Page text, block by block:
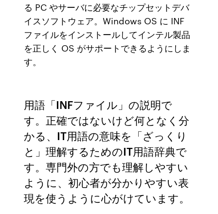
る PC やサーバに必要なチップセットデバ
イスソフトウェア。Windows OS に INF
ファイルをインストールしてインテル製品
を正しく OS がサポートできるようにしま
す。
用語「INFファイル」の説明で
す。正確ではないけど何となく分
かる、IT用語の意味を「ざっくり
と」理解するためのIT用語辞典で
す。専門外の方でも理解しやすい
ように、初心者が分かりやすい表
現を使うように心がけています。